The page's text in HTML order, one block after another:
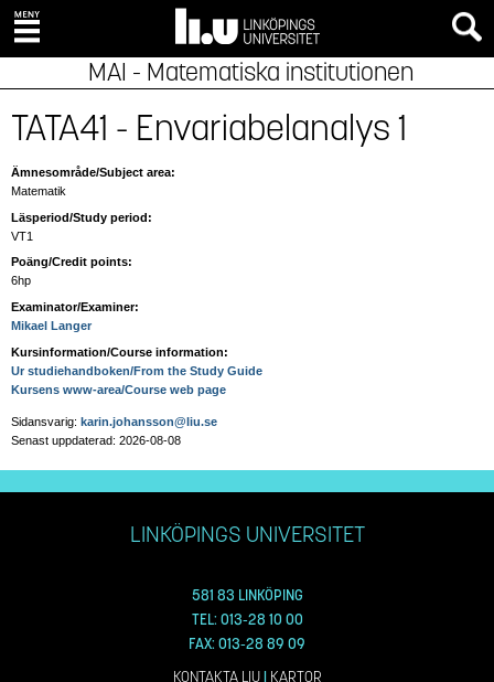
MAI - Matematiska institutionen
TATA41 - Envariabelanalys 1
Ämnesområde/Subject area:
Matematik
Läsperiod/Study period:
VT1
Poäng/Credit points:
6hp
Examinator/Examiner:
Mikael Langer
Kursinformation/Course information:
Ur studiehandboken/From the Study Guide
Kursens www-area/Course web page
Sidansvarig: karin.johansson@liu.se
Senast uppdaterad: 2026-08-08
LINKÖPINGS UNIVERSITET
581 83 LINKÖPING
TEL: 013-28 10 00
FAX: 013-28 89 09
KONTAKTA LIU| KARTOR